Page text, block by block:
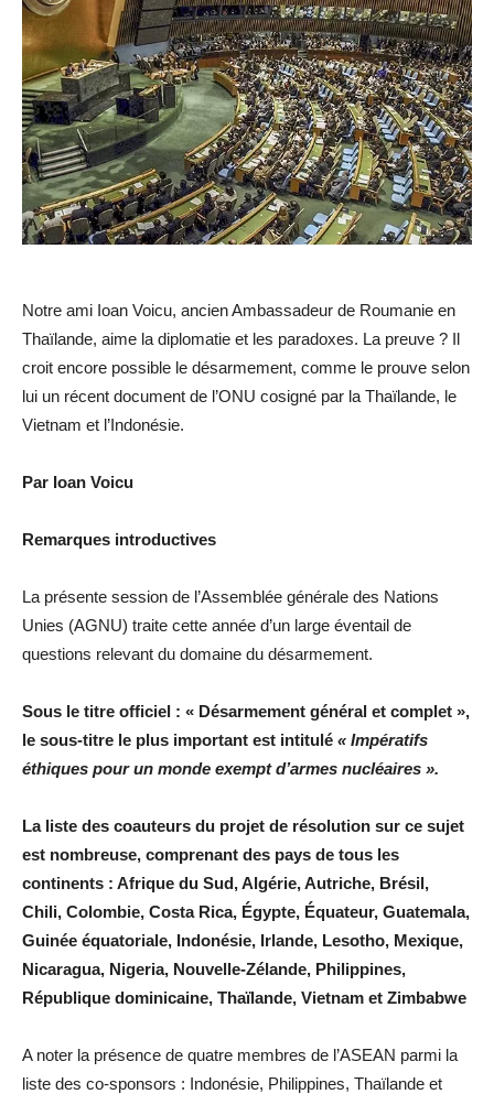
Notre ami Ioan Voicu, ancien Ambassadeur de Roumanie en
Thaïlande, aime la diplomatie et les paradoxes. La preuve ? Il
croit encore possible le désarmement, comme le prouve selon
lui un récent document de l’ONU cosigné par la Thaïlande, le
Vietnam et l’Indonésie.
Par Ioan Voicu
Remarques introductives
La présente session de l’Assemblée générale des Nations
Unies (AGNU) traite cette année d’un large éventail de
questions relevant du domaine du désarmement.
Sous le titre officiel : « Désarmement général et complet »,
le sous-titre le plus important est intitulé « Impératifs
éthiques pour un monde exempt d’armes nucléaires ».
La liste des coauteurs du projet de résolution sur ce sujet
est nombreuse, comprenant des pays de tous les
continents : Afrique du Sud, Algérie, Autriche, Brésil,
Chili, Colombie, Costa Rica, Égypte, Équateur, Guatemala,
Guinée équatoriale, Indonésie, Irlande, Lesotho, Mexique,
Nicaragua, Nigeria, Nouvelle-Zélande, Philippines,
République dominicaine, Thaïlande, Vietnam et Zimbabwe
A noter la présence de quatre membres de l’ASEAN parmi la
liste des co-sponsors : Indonésie, Philippines, Thaïlande et